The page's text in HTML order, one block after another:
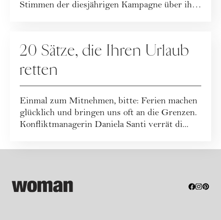
Stimmen der diesjährigen Kampagne über ihre
20 Sätze, die Ihren Urlaub
retten
Einmal zum Mitnehmen, bitte: Ferien machen
glücklich und bringen uns oft an die Grenzen.
Konfliktmanagerin Daniela Santi verrät di...